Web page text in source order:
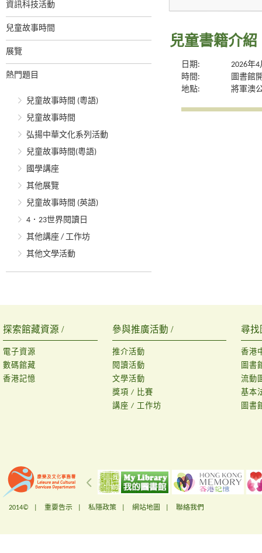
資訊科技活動
兒童故事時間
展覽
熱門題目
兒童故事時間 (粵語)
兒童故事時間
弘揚中華文化系列活動
兒童故事時間(粵語)
國學講座
其他展覽
兒童故事時間 (英語)
4．23世界閱讀日
其他講座 / 工作坊
其他文學活動
兒童書籍介紹
日期:
2026年
時間:
圖書館
地點:
將軍澳
探索館藏資源 /
電子資源
數碼館藏
香港記憶
參與推廣活動 /
推介活動
閱讀活動
文學活動
獎項 / 比賽
講座 / 工作坊
尋找
香港
圖書
流動
基本
圖書
2014© | 重要告示 私隱政策 網站地圖 聯絡我們